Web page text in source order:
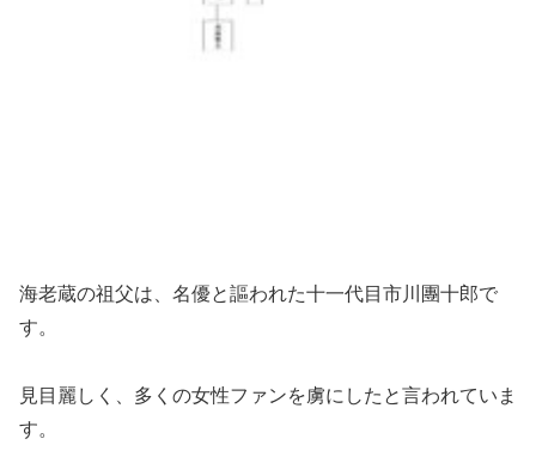
海老蔵の祖父は、名優と謳われた十一代目市川團十郎で
す。
見目麗しく、多くの女性ファンを虜にしたと言われていま
す。